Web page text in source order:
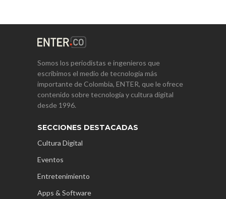
Somos los periodistas e ingenieros que
escribimos el medio de tecnología más
importante de Colombia, ENTER, que le ofrece
contenido sobre tecnología y cultura digital
desde 1996.
SECCIONES DESTACADAS
Cultura Digital
Eventos
Entretenimiento
Apps & Software